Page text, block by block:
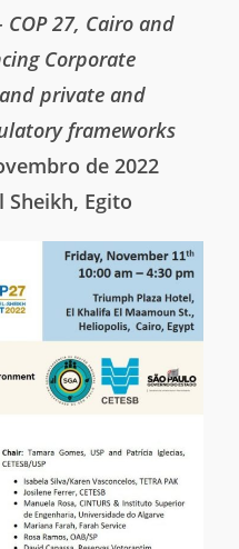
COP 27, Cairo and
Corporate
private and
frameworks
de 2022
Sheikh, Egito